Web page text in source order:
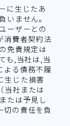
に生じたあ
いません。
ーザーとの
消費者契約法
免責規定は
も,当社は,当
よる債務不履
生じた損害
当社または
たは予見し
の責任を負